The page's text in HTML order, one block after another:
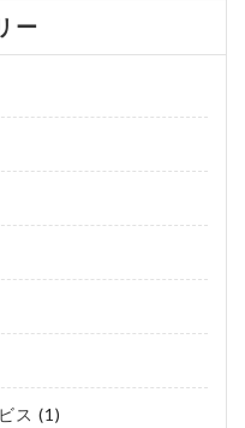
ー
ス (1)